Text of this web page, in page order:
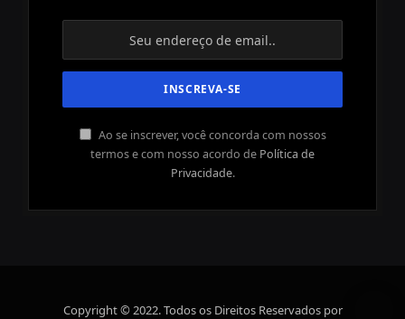
Ao se inscrever, você concorda com nossos
termos e com nosso acordo de Política de
Privacidade.
Copyright © 2022. Todos os Direitos Reservados por